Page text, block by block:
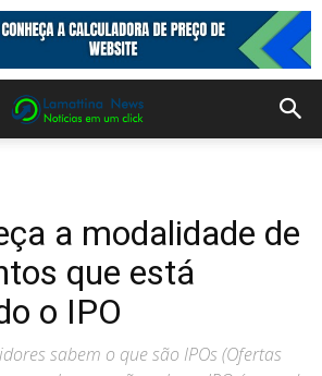
a modalidade de
que está
o IPO
sabem o que são IPOs (Ofertas